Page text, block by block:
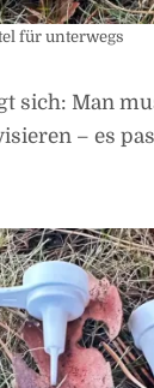
für unterwegs
sich: Man
– es